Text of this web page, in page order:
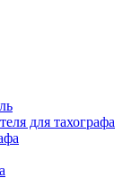
для тахографа